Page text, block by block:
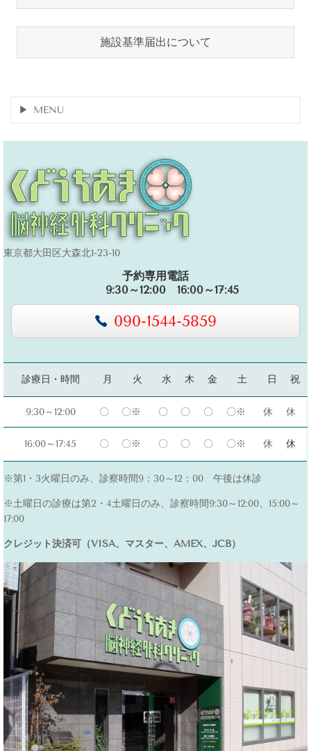
施設基準届出について
MENU
東京都大田区大森北1-23-10
予約専用電話
9:30～12:00 16:00～17:45
090-1544-5859
診療日・時間 月 火 水 木 金 土 日 祝
9:30～12:00 〇 〇※ 〇 〇 〇 〇※ 休 休
16:00～17:45 〇 〇※ 〇 〇 〇 〇※ 休 休
※第1・3火曜日のみ、診察時間9：30～12：00 午後は休診
※土曜日の診療は第2・4土曜日のみ、診察時間9:30～12:00、15:00～
17:00
クレジット決済可（VISA、マスター、AMEX、JCB）